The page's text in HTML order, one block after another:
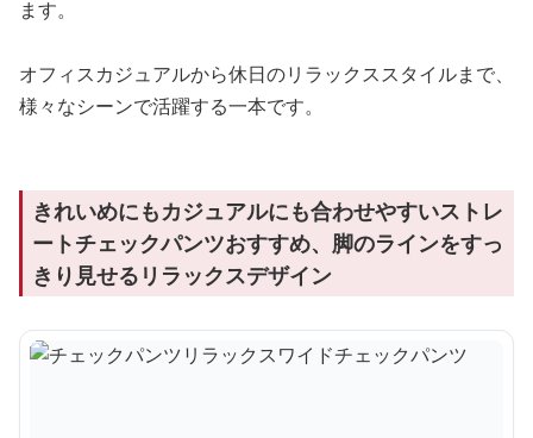
ます。
オフィスカジュアルから休日のリラックススタイルまで、
様々なシーンで活躍する一本です。
きれいめにもカジュアルにも合わせやすいストレ
ートチェックパンツおすすめ、脚のラインをすっ
きり見せるリラックスデザイン